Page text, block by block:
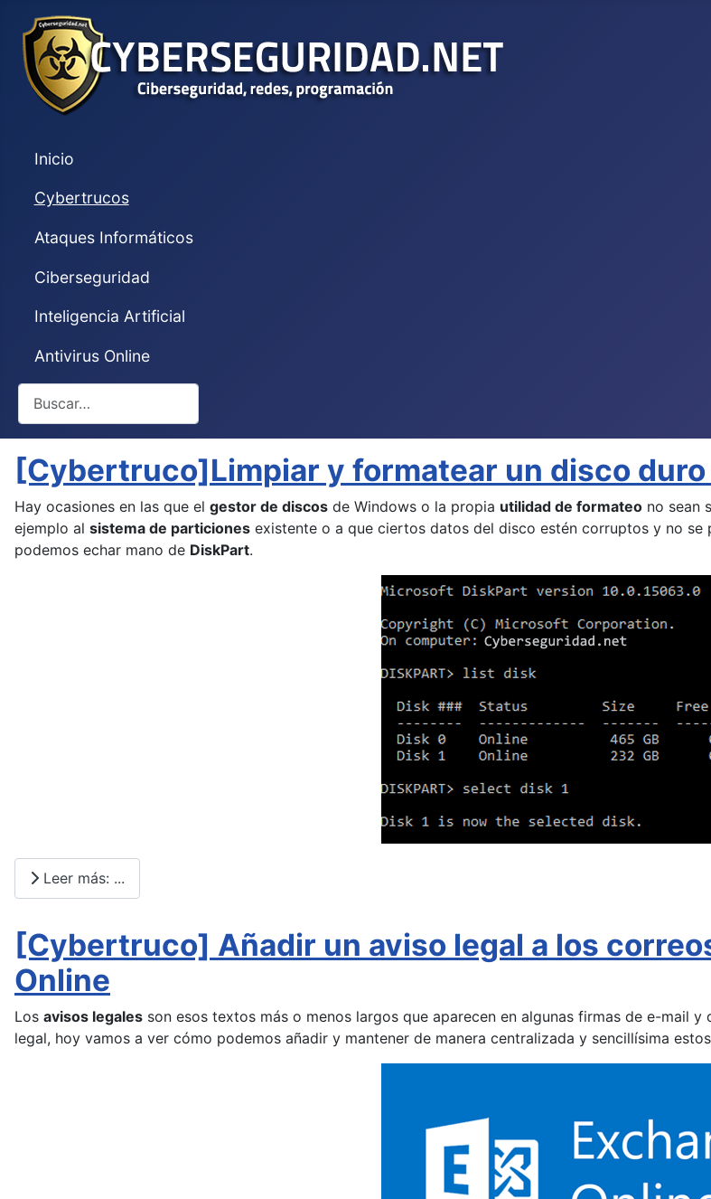
Inicio
Cybertrucos
Ataques Informáticos
Ciberseguridad
Inteligencia Artificial
Antivirus Online
Buscar
[Cybertruco]Limpiar y formatear un disco
Hay ocasiones en las que el gestor de discos de Windows o la propia utilidad de formateo no sean
ejemplo al sistema de particiones existente o a que ciertos datos del disco estén corruptos y no
podemos echar mano de DiskPart.
Leer más: ...
[Cybertruco] Añadir un aviso legal a los
Online
Los avisos legales son esos textos más o menos largos que aparecen en algunas firmas de e-mail
legal, hoy vamos a ver cómo podemos añadir y mantener de manera centralizada y sencillísima